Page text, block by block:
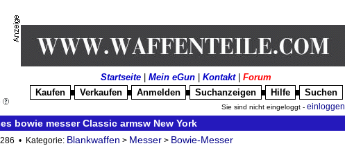
Startseite Mein eGun Kontakt| Forum
Kaufen
Verkaufen Anmelden Suchanzeigen Hilfe Suchen
Sie sind nicht eingeloggt - einloggen
bowie messer Classic armsw New York
• Kategorie: Blankwaffen > Messer> Bowie-Messer